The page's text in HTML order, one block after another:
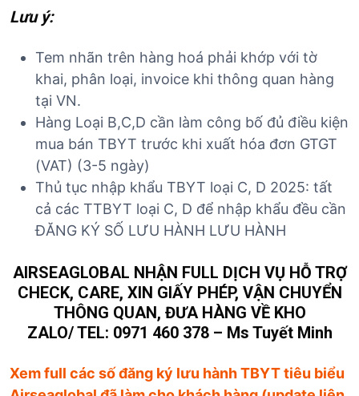
Lưu ý:
Tem nhãn trên hàng hoá phải khớp với tờ
khai, phân loại, invoice khi thông quan hàng
tại VN.
Hàng Loại B,C,D cần làm công bố đủ điều kiện
mua bán TBYT trước khi xuất hóa đơn GTGT
(VAT) (3-5 ngày)
Thủ tục nhập khẩu TBYT loại C, D 2025: tất
cả các TTBYT loại C, D để nhập khẩu đều cần
ĐĂNG KÝ SỐ LƯU HÀNH LƯU HÀNH
AIRSEAGLOBAL NHẬN FULL DỊCH VỤ HỖ TRỢ
CHECK, CARE, XIN GIẤY PHÉP, VẬN CHUYỂN
THÔNG QUAN, ĐƯA HÀNG VỀ KHO
ZALO/ TEL: 0971 460 378 – Ms Tuyết Minh
Xem full các số đăng ký lưu hành TBYT tiêu biểu